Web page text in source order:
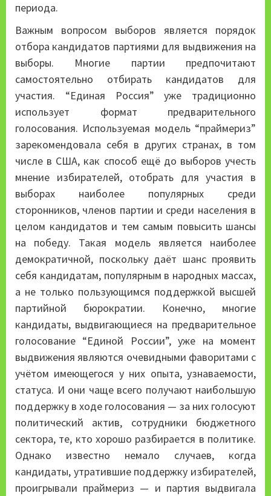
периода.
Важным вопросом выборов является порядок
отбора кандидатов партиями для выдвижения на
выборы. Многие партии предпочитают
самостоятельно отбирать кандидатов для
участия. “Единая Россия” уже традиционно
использует формат предварительного
голосования. Используемая модель “праймериз”
зарекомендовала себя в других странах, в том
числе в США, как способ ещё до выборов учесть
мнение избирателей, отобрать для участия в
выборах наиболее популярных среди
сторонников, членов партии и среди населения в
целом кандидатов и тем самым повысить шансы
на победу. Такая модель является наиболее
демократичной, поскольку даёт шанс проявить
себя кандидатам, популярным в народных массах,
а не только пользующимся поддержкой высшей
партийной бюрократии. Конечно, многие
кандидаты, выдвигающиеся на предварительное
голосование “Единой России”, уже на момент
выдвижения являются очевидными фаворитами с
учётом имеющегося у них опыта, узнаваемости,
статуса. И они чаще всего получают наибольшую
поддержку в ходе голосования — за них голосуют
политический актив, сотрудники бюджетного
сектора, те, кто хорошо разбирается в политике.
Однако известно немало случаев, когда
кандидаты, утратившие поддержку избирателей,
проигрывали праймериз — и партия выдвигала